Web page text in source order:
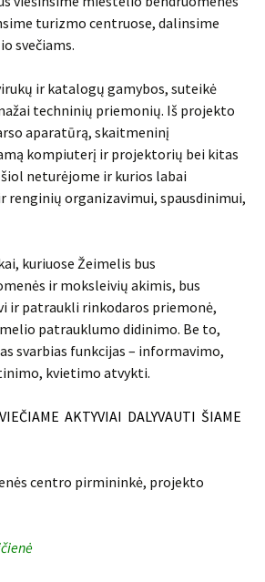
turizmo centruose, dalinsime
svečiams.
ir katalogų gamybos, suteikė
techninių priemonių. Iš projekto
aparatūrą, skaitmeninį
kompiuterį ir projektorių bei kitas
neturėjome ir kurios labai
renginių organizavimui, spausdinimui,
kuriuose Žeimelis bus
ir moksleivių akimis, bus
ir patraukli rinkodaros priemonė,
patrauklumo didinimo. Be to,
svarbias funkcijas – informavimo,
kvietimo atvykti.
AKTYVIAI DALYVAUTI ŠIAME
centro pirmininkė, projekto